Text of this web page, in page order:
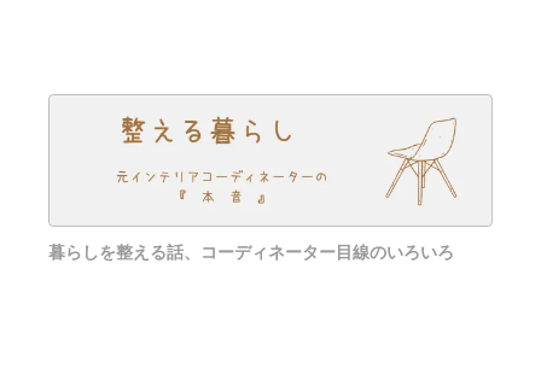
暮らしを整える話、コーディネーター目線のいろいろ